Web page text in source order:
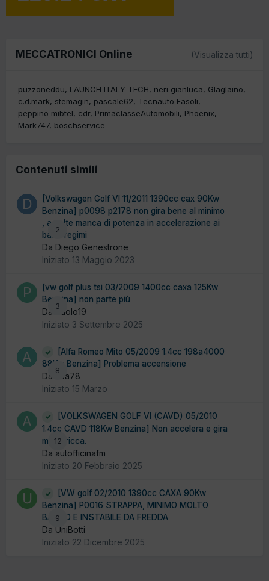
MECCATRONICI Online (Visualizza tutti)
puzzoneddu LAUNCH ITALY TECH neri gianluca
Glaglaino
c.d.mark
stemagin pascale62
Tecnauto Fasoli
peppino mibtel
cdr PrimaclasseAutomobili
Phoenix
Mark747 boschservice
Contenuti simili
2
[Volkswagen Golf VI 11/2011 1390cc cax 90Kw
Benzina] p0098 p2178 non gira bene al minimo
, a volte manca di potenza in accelerazione ai
bassi regimi
Da Diego Genestrone
Iniziato 13 Maggio 2023
3
[vw golf plus tsi 03/2009 1400cc caxa 125Kw
Benzina] non parte più
Da Paolo19
Iniziato 3 Settembre 2025
8
[Alfa Romeo Mito 05/2009 1.4cc 198a4000
88Kw Benzina] Problema accensione
Da alfa78
Iniziato 15 Marzo
12
[VOLKSWAGEN GOLF VI (CAVD) 05/2010
1.4cc CAVD 118Kw Benzina] Non accelera e gira
molto ricca.
Da autofficinafm
Iniziato 20 Febbraio 2025
9
[VW golf 02/2010 1390cc CAXA 90Kw
Benzina] P0016 STRAPPA, MINIMO MOLTO
BASSO E INSTABILE DA FREDDA
Da UniBotti
Iniziato 22 Dicembre 2025